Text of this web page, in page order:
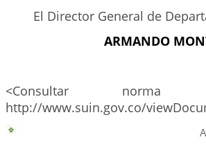
El Director General de
ARMANDO
<Consultar norma
http://www.suin.gov.co/